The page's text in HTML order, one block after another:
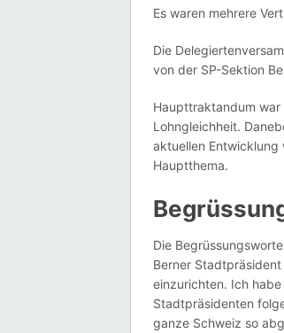
Es waren mehrere
Die
von der SP-Sektion
Haupttraktandum war
Lohngleichheit.
aktuellen Entwicklung
Hauptthema.
Die
Berner
einzurichten. Ich
Stadtpräsidenten
ganze Schweiz so